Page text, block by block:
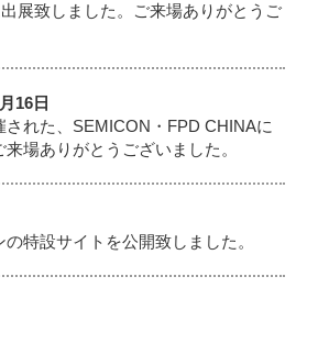
展致しました。ご来場ありがとうご
16日
れた、SEMICON・FPD CHINAに
場ありがとうございました。
特設サイトを公開致しました。